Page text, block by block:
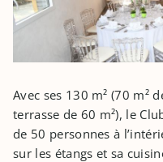
Avec ses 130 m² (70 m²
terrasse de 60 m²), le
de 50 personnes à
sur les étangs et sa